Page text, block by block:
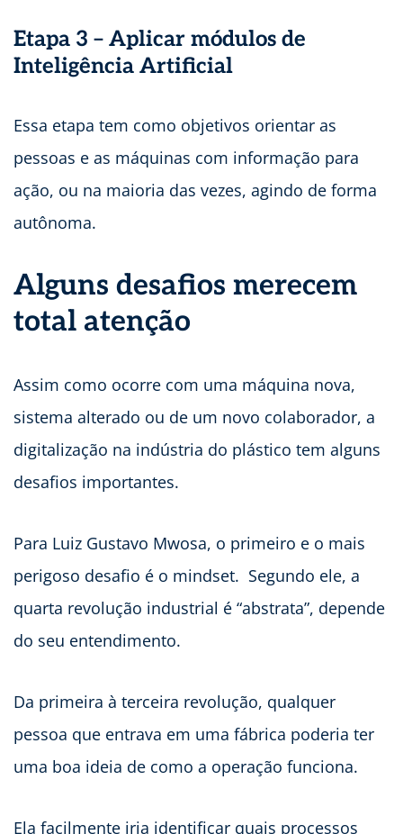
Etapa 3 – Aplicar módulos de
Inteligência Artificial
Essa etapa tem como objetivos orientar as
pessoas e as máquinas com informação para
ação, ou na maioria das vezes, agindo de forma
autônoma.
Alguns desafios merecem
total atenção
Assim como ocorre com uma máquina nova,
sistema alterado ou de um novo colaborador, a
digitalização na indústria do plástico tem alguns
desafios importantes.
Para Luiz Gustavo Mwosa, o primeiro e o mais
perigoso desafio é o mindset. Segundo ele, a
quarta revolução industrial é “abstrata”, depende
do seu entendimento.
Da primeira à terceira revolução, qualquer
pessoa que entrava em uma fábrica poderia ter
uma boa ideia de como a operação funciona.
Ela facilmente iria identificar quais processos